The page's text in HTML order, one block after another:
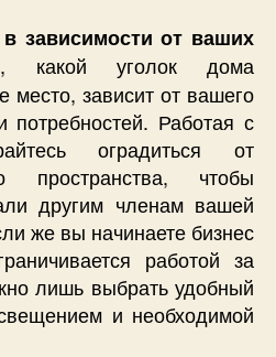
зависимости от ваших
какой уголок дома
место, зависит от вашего
потребностей. Работая с
оградиться от
пространства, чтобы
другим членам вашей
же вы начинаете бизнес
работой за
лишь выбрать удобный
и необходимой